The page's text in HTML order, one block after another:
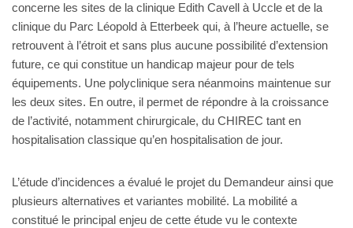
concerne les sites de la clinique Edith Cavell à Uccle et de la
clinique du Parc Léopold à Etterbeek qui, à l’heure actuelle, se
retrouvent à l’étroit et sans plus aucune possibilité d’extension
future, ce qui constitue un handicap majeur pour de tels
équipements. Une polyclinique sera néanmoins maintenue sur
les deux sites. En outre, il permet de répondre à la croissance
de l’activité, notamment chirurgicale, du CHIREC tant en
hospitalisation classique qu’en hospitalisation de jour.
L’étude d’incidences a évalué le projet du Demandeur ainsi que
plusieurs alternatives et variantes mobilité. La mobilité a
constitué le principal enjeu de cette étude vu le contexte